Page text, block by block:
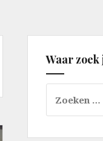
Waar
naar: